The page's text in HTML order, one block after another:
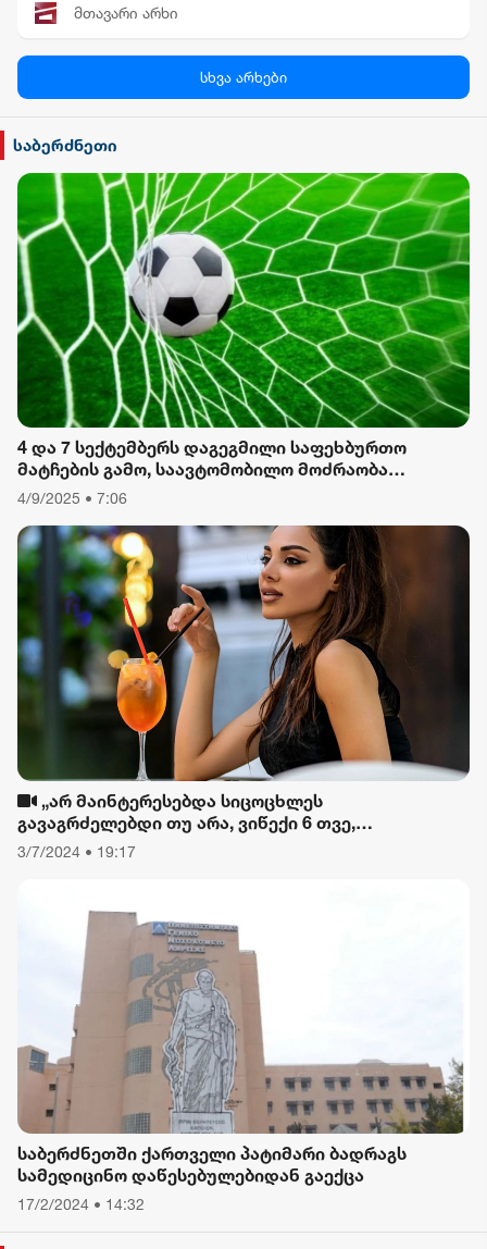
მთავარი არხი
სილქ უნივერსალი
TV პირველი
ფორმულა
რიონი
სხვა არხები
საბერძნეთი
4 და 7 სექტემბერს დაგეგმილი საფეხბურთო
მატჩების გამო, საავტომობილო მოძრაობა
შეიზღუდება
4/9/2025 • 7:06
„არ მაინტერესებდა სიცოცხლეს
გავაგრძელებდი თუ არა, ვიწექი 6 თვე,
დავიწყებული მქონდა კვება, ფიზიკური მოძრაობა“
3/7/2024 • 19:17
საბერძნეთში ქართველი პატიმარი ბადრაგს
სამედიცინო დაწესებულებიდან გაექცა
17/2/2024 • 14:32